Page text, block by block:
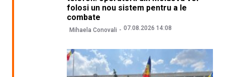
folosi un nou sistem pentru a le
combate
Mihaela Conovali 07.08.2026 14:08